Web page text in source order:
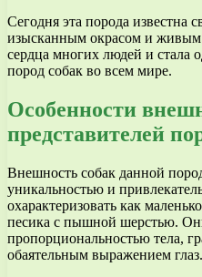
Сегодня эта порода известна
изысканным окрасом и живым
сердца многих людей и стала
пород собак во всем мире.
Особенности
представителей
Внешность собак данной
уникальностью и
охарактеризовать как
песика с пышной шерстью.
пропорциональностью тела,
обаятельным выражением глаз.